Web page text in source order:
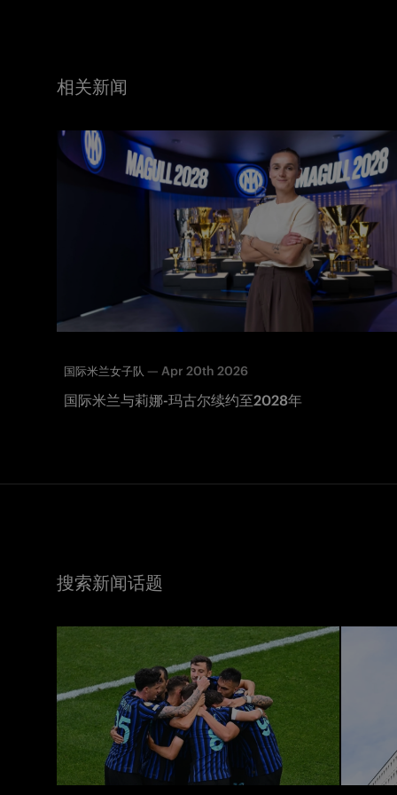
相关新闻
国际米兰女子队 — Apr 20th 2026
国际米兰与莉娜-玛古尔续约至2028年
搜索新闻话题